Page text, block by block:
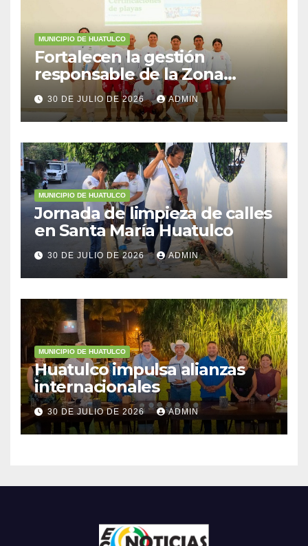
MUNICIPIO DE HUATULCO
Fortalecen la gestión
responsable de la Zona
Federal Marítimo Terrestre
30 DE JULIO DE 2026 ADMIN
MUNICIPIO DE HUATULCO
Jornada de limpieza de calles
en Santa María Huatulco
30 DE JULIO DE 2026 ADMIN
MUNICIPIO DE HUATULCO
Huatulco impulsa alianzas
internacionales
30 DE JULIO DE 2026 ADMIN